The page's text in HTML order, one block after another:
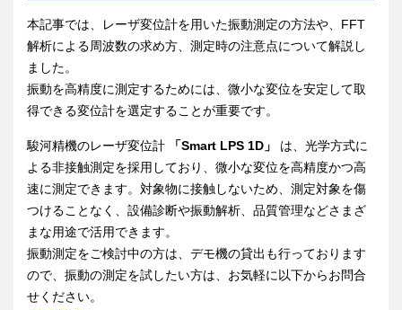
本記事では、レーザ変位計を用いた振動測定の方法や、FFT
解析による周波数の求め方、測定時の注意点について解説し
ました。
振動を高精度に測定するためには、微小な変位を安定して取
得できる変位計を選定することが重要です。
駿河精機のレーザ変位計 「Smart LPS 1D」
は、光学方式に
よる非接触測定を採用しており、微小な変位を高精度かつ高
速に測定できます。対象物に接触しないため、測定対象を傷
つけることなく、設備診断や振動解析、品質管理などさまざ
まな用途で活用できます。
振動測定をご検討中の方は、デモ機の貸出も行っております
ので、振動の測定を試したい方は、お気軽に以下からお問合
せください。